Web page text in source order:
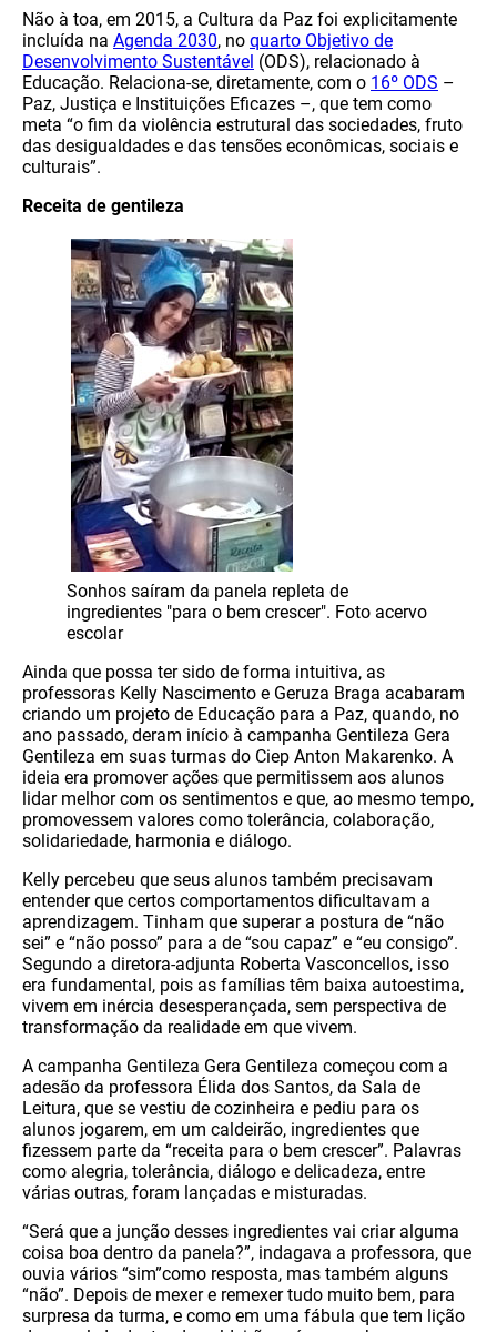
Não à toa, em 2015, a Cultura da Paz foi explicitamente
incluída na Agenda 2030, no quarto Objetivo de
Desenvolvimento Sustentável (ODS), relacionado à
Educação. Relaciona-se, diretamente, com o 16º ODS –
Paz, Justiça e Instituições Eficazes –, que tem como
meta “o fim da violência estrutural das sociedades, fruto
das desigualdades e das tensões econômicas, sociais e
culturais”.
Receita de gentileza
Sonhos saíram da panela repleta de
ingredientes "para o bem crescer". Foto acervo
escolar
Ainda que possa ter sido de forma intuitiva, as
professoras Kelly Nascimento e Geruza Braga acabaram
criando um projeto de Educação para a Paz, quando, no
ano passado, deram início à campanha Gentileza Gera
Gentileza em suas turmas do Ciep Anton Makarenko. A
ideia era promover ações que permitissem aos alunos
lidar melhor com os sentimentos e que, ao mesmo tempo,
promovessem valores como tolerância, colaboração,
solidariedade, harmonia e diálogo.
Kelly percebeu que seus alunos também precisavam
entender que certos comportamentos dificultavam a
aprendizagem. Tinham que superar a postura de “não
sei” e “não posso” para a de “sou capaz” e “eu consigo”.
Segundo a diretora-adjunta Roberta Vasconcellos, isso
era fundamental, pois as famílias têm baixa autoestima,
vivem em inércia desesperançada, sem perspectiva de
transformação da realidade em que vivem.
A campanha Gentileza Gera Gentileza começou com a
adesão da professora Élida dos Santos, da Sala de
Leitura, que se vestiu de cozinheira e pediu para os
alunos jogarem, em um caldeirão, ingredientes que
fizessem parte da “receita para o bem crescer”. Palavras
como alegria, tolerância, diálogo e delicadeza, entre
várias outras, foram lançadas e misturadas.
“Será que a junção desses ingredientes vai criar alguma
coisa boa dentro da panela?”, indagava a professora, que
ouvia vários “sim”como resposta, mas também alguns
“não”. Depois de mexer e remexer tudo muito bem, para
surpresa da turma, e como em uma fábula que tem lição